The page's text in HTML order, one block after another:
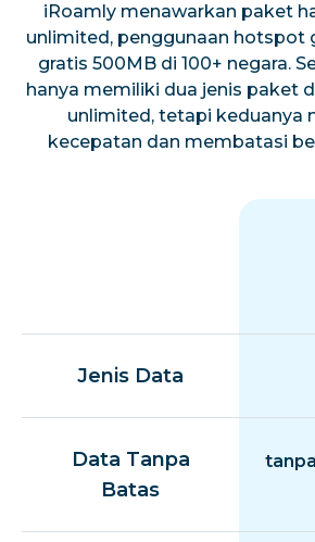
iRoamly menawarkan paket
unlimited, penggunaan hotspot
gratis 500MB di 100+ negara.
hanya memiliki dua jenis paket
unlimited, tetapi keduanya
kecepatan dan membatasi
Jenis Data
Data Tanpa
Batas